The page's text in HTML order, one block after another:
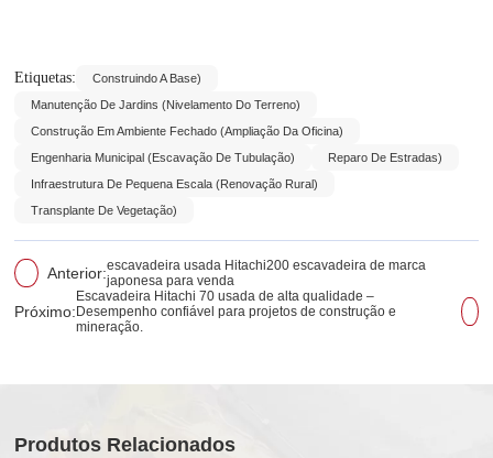
Etiquetas:
Construindo A Base)
Manutenção De Jardins (nivelamento Do Terreno)
Construção Em Ambiente Fechado (Ampliação Da Oficina)
Engenharia Municipal (Escavação De Tubulação)
Reparo De Estradas)
Infraestrutura De Pequena Escala (Renovação Rural)
Transplante De Vegetação)
Anterior:escavadeira usada Hitachi200 escavadeira de marca
japonesa para venda
Próximo:
Escavadeira Hitachi 70 usada de alta qualidade –
Desempenho confiável para projetos de construção e
mineração.
Produtos Relacionados